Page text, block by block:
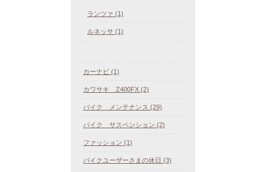
ランツァ (1)
ルネッサ (1)
カーナビ (1)
カワサキ Z400FX (2)
バイク メンテナンス (29)
バイク サスペンション (2)
ファッション (1)
バイクユーザーさまの休日 (3)